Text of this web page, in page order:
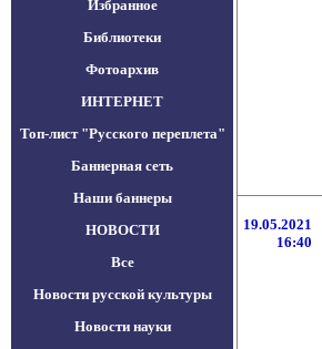
Избранное
Библиотеки
Фотоархив
ИНТЕРНЕТ
Топ-лист "Русского переплета"
Баннерная сеть
Наши баннеры
НОВОСТИ
Все
Новости русской культуры
Новости науки
19.05.2021
16:40